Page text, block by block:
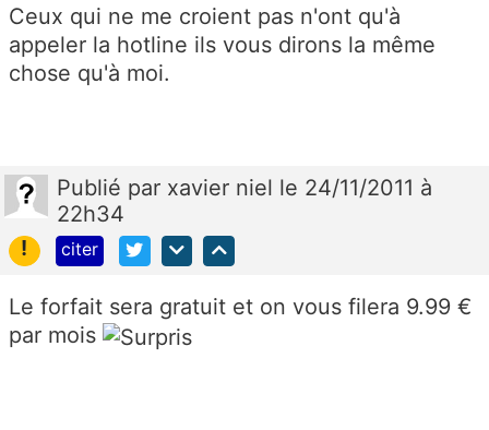
Ceux qui ne me croient pas n'ont qu'à
appeler la hotline ils vous dirons la même
chose qu'à moi.
Publié par xavier niel le 24/11/2011 à
22h34
!
citer
Le forfait sera gratuit et on vous filera 9.99 €
par mois